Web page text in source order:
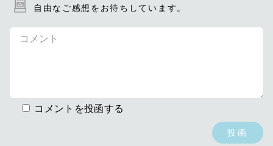
自由なご感想をお待ちしています。
コメントを投函する